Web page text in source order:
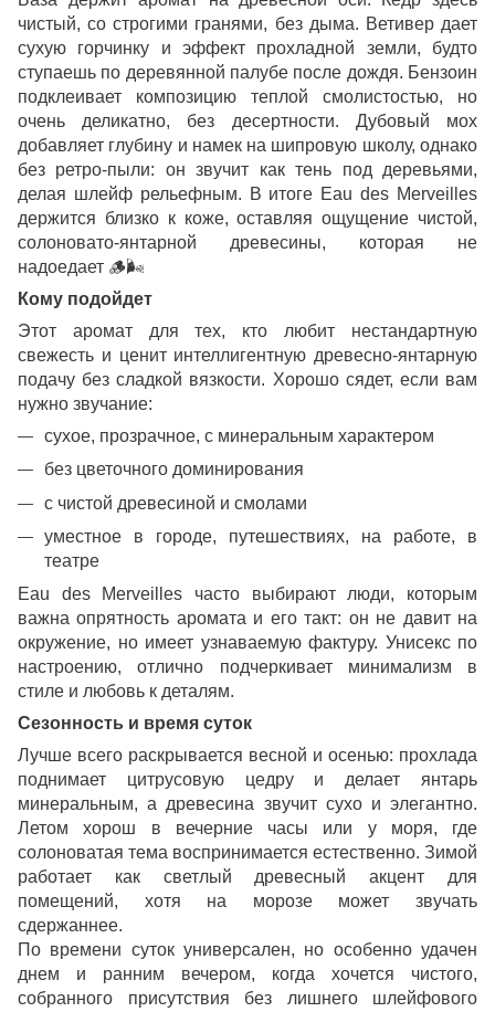
чистый, со строгими гранями, без дыма. Ветивер дает
сухую горчинку и эффект прохладной земли, будто
ступаешь по деревянной палубе после дождя. Бензоин
подклеивает композицию теплой смолистостью, но
очень деликатно, без десертности. Дубовый мох
добавляет глубину и намек на шипровую школу, однако
без ретро-пыли: он звучит как тень под деревьями,
делая шлейф рельефным. В итоге Eau des Merveilles
держится близко к коже, оставляя ощущение чистой,
солоновато-янтарной древесины, которая не
надоедает 🪵🌬
Кому подойдет
Этот аромат для тех, кто любит нестандартную
свежесть и ценит интеллигентную древесно-янтарную
подачу без сладкой вязкости. Хорошо сядет, если вам
нужно звучание:
сухое, прозрачное, с минеральным характером
без цветочного доминирования
с чистой древесиной и смолами
уместное в городе, путешествиях, на работе, в
театре
Eau des Merveilles часто выбирают люди, которым
важна опрятность аромата и его такт: он не давит на
окружение, но имеет узнаваемую фактуру. Унисекс по
настроению, отлично подчеркивает минимализм в
стиле и любовь к деталям.
Сезонность и время суток
Лучше всего раскрывается весной и осенью: прохлада
поднимает цитрусовую цедру и делает янтарь
минеральным, а древесина звучит сухо и элегантно.
Летом хорош в вечерние часы или у моря, где
солоноватая тема воспринимается естественно. Зимой
работает как светлый древесный акцент для
помещений, хотя на морозе может звучать
сдержаннее.
По времени суток универсален, но особенно удачен
днем и ранним вечером, когда хочется чистого,
собранного присутствия без лишнего шлейфового